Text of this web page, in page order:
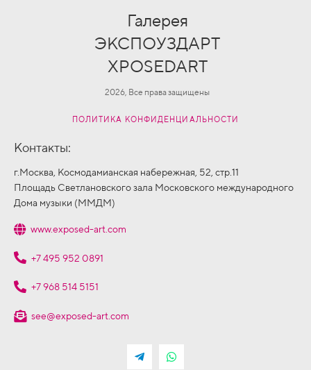
Галерея
ЭКСПОУЗДАРТ
XPOSEDART
2026, Все права защищены
ПОЛИТИКА КОНФИДЕНЦИАЛЬНОСТИ
Контакты:
г.Москва, Космодамианская набережная, 52, стр.11
Площадь Светлановского зала Московского международного
Дома музыки (ММДМ)
www.exposed-art.com
+7 495 952 0891
+7 968 514 5151
see@exposed-art.com